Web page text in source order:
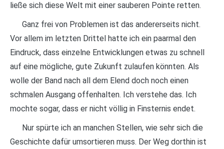
ließe sich diese Welt mit einer sauberen Pointe retten.
Ganz frei von Problemen ist das andererseits nicht.
Vor allem im letzten Drittel hatte ich ein paarmal den
Eindruck, dass einzelne Entwicklungen etwas zu schnell
auf eine mögliche, gute Zukunft zulaufen könnten. Als
wolle der Band nach all dem Elend doch noch einen
schmalen Ausgang offenhalten. Ich verstehe das. Ich
mochte sogar, dass er nicht völlig in Finsternis endet.
Nur spürte ich an manchen Stellen, wie sehr sich die
Geschichte dafür umsortieren muss. Der Weg dorthin ist